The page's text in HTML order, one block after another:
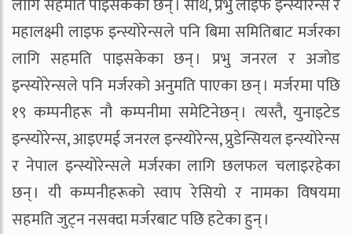
महालक्ष्मी लाइफ इन्स्योरेन्सले पनि बिमा समितिबाट मर्जरका
लागि सहमति पाइसकेका छन् । प्रभु जनरल र अजोड
इन्स्योरेन्सले पनि मर्जरको अनुमति पाएका छन् । मर्जरमा पछि
१९ कम्पनीहरू नौ कम्पनीमा समेटिनेछन् । त्यस्तै, युनाइटेड
इन्स्योरेन्स, आइएमई जनरल इन्स्योरेन्स, प्रुडेन्सियल इन्स्योरेन्स
र नेपाल इन्स्योरेन्सले मर्जरका लागि छलफल चलाइरहेका
छन् । यी कम्पनीहरूको स्वाप रेसियो र नामका विषयमा
सहमति जुट्न नसक्दा मर्जरबाट पछि हटेका हुन् ।